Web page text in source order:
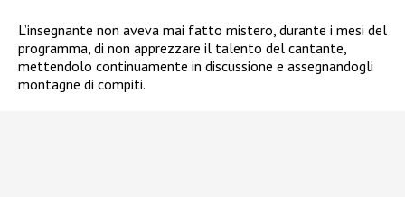
L’insegnante non aveva mai fatto mistero, durante i mesi del
programma, di non apprezzare il talento del cantante,
mettendolo continuamente in discussione e assegnandogli
montagne di compiti.